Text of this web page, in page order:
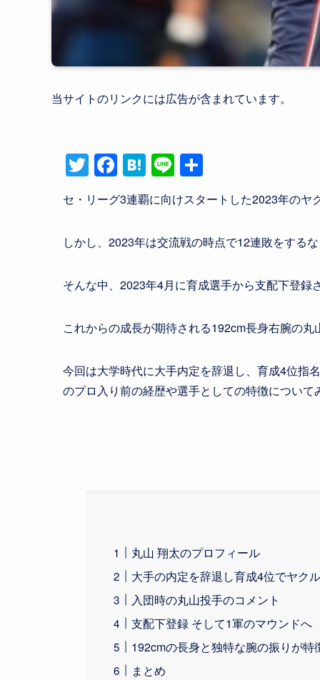
当サイトのリンクには広告が含まれてい
T
wi
tt
er
F
a
c
e
b
o
k
H
at
e
n
a
Li
n
e
有
セ・リーグ3連覇に向けスタートした2023年のヤ
しかし、2023年は交流戦の時点で12連敗をする
そんな中、2023年4月に育成選手から支配下登
これからの成長が期待される192cm長身右腕の
今回は大学時代に大手内定を辞退し、育成4位指
のプロ入り前の経歴や選手としての特徴につい
丸山 翔太のプロフィール
大手の内定を辞退し育成4位でヤク
入団時の丸山投手のコメント
支配下登録 そして1軍のマウンドへ
192cmの長身と独特な腕の振りが特
まとめ